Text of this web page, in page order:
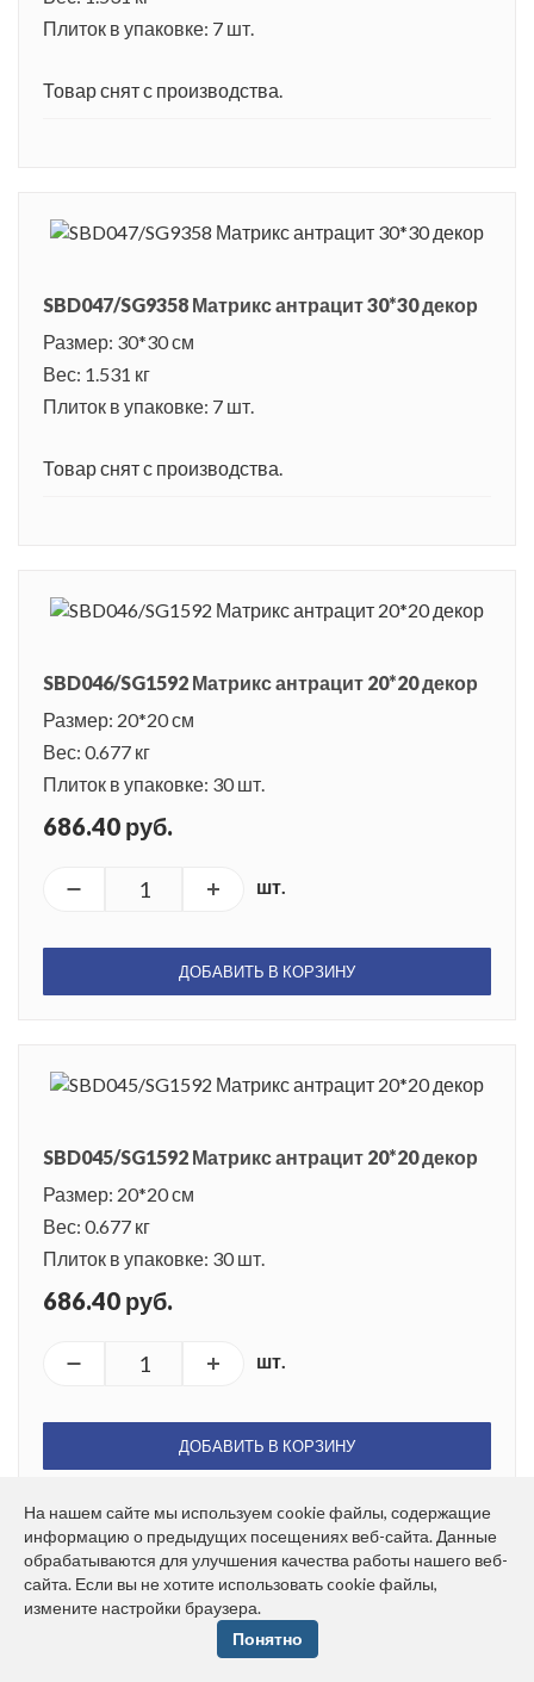
Плиток в упаковке: 7 шт.
Товар снят с производства.
SBD047/SG9358 Матрикс антрацит 30*30 декор
Размер: 30*30 см
Вес: 1.531 кг
Плиток в упаковке: 7 шт.
Товар снят с производства.
SBD046/SG1592 Матрикс антрацит 20*20 декор
Размер: 20*20 см
Вес: 0.677 кг
Плиток в упаковке: 30 шт.
686.40 руб.
шт.
ДОБАВИТЬ В КОРЗИНУ
SBD045/SG1592 Матрикс антрацит 20*20 декор
Размер: 20*20 см
Вес: 0.677 кг
Плиток в упаковке: 30 шт.
686.40 руб.
шт.
ДОБАВИТЬ В КОРЗИНУ
SBD044/SG1592 Матрикс антрацит 20*20 декор
На нашем сайте мы используем cookie файлы, содержащие
информацию о предыдущих посещениях веб-сайта. Данные
обрабатываются для улучшения качества работы нашего веб-
сайта. Если вы не хотите использовать cookie файлы,
измените настройки браузера.
Понятно